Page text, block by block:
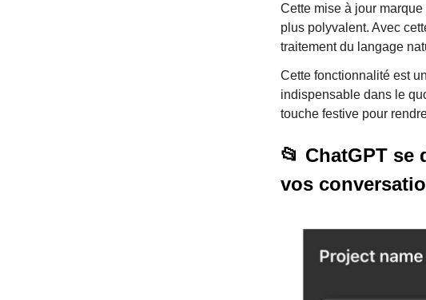
Cette mise à jour marque
plus polyvalent. Avec
traitement du langage
Cette fonctionnalité est
indispensable dans le
touche festive pour
📂 ChatGPT
vos